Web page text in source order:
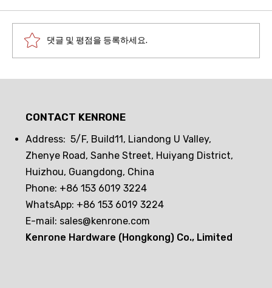
는 방법은?
댓글 및 평점을 등록하세요.
CONTACT KENRONE
Address: 5/F, Build11, Liandong U Valley,
Zhenye Road, Sanhe Street, Huiyang District,
Huizhou, Guangdong, China
Phone: +86 153 6019 3224
WhatsApp: +86 153 6019 3224
E-mail: sales@kenrone.com
Kenrone Hardware (Hongkong) Co., Limited